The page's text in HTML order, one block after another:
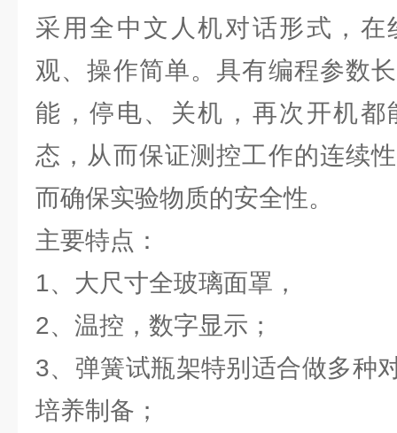
采用全中文人机对话形式，
观、操作简单。具有编程参数
能，停电、关机，再次开机都
态，从而保证测控工作的连续
而确保实验物质的安全性。
主要特点：
1、大尺寸全玻璃面罩，
2、温控，数字显示；
3、弹簧试瓶架特别适合做多种
培养制备；